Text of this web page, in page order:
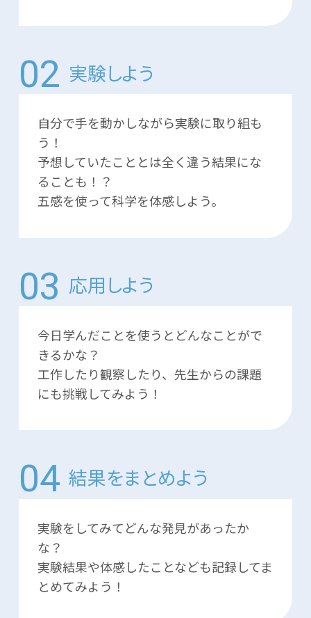
実験しよう
自分で手を動かしながら実験に取り組も
う！
予想していたこととは全く違う結果にな
ることも！？
五感を使って科学を体感しよう。
応用しよう
今日学んだことを使うとどんなことがで
きるかな？
工作したり観察したり、先生からの課題
にも挑戦してみよう！
結果をまとめよう
実験をしてみてどんな発見があったか
な？
実験結果や体感したことなども記録してま
とめてみよう！